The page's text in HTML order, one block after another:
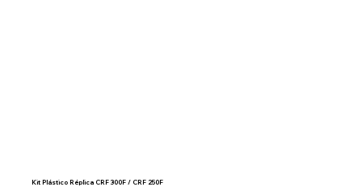
Kit Plástico Réplica CRF 300F / CRF 250F